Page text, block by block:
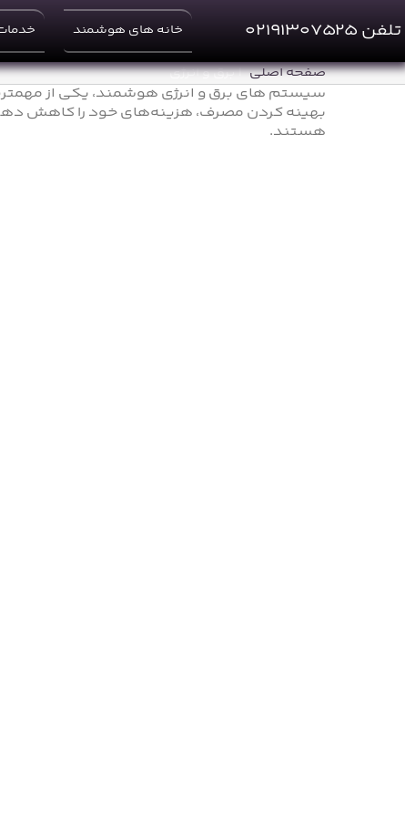
to
تلفن ۰۲۱۹۱۳۰۷۵۲۵ خانه های هوشمند
صفحه اصلی برق و انرژی
سیستم های برق و انرژی هوشمند، یکی از
بهینه کردن مصرف، هزینه‌های خود را کاهش
هستند.